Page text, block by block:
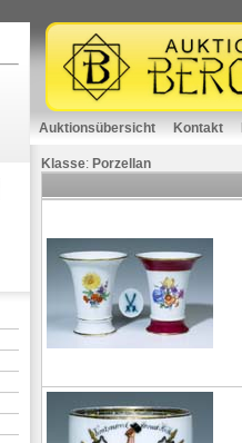
Auktionsübersicht Kontakt
Klasse: Porzellan